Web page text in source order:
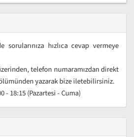
sorularınıza hızlıca cevap vermeye
telefon numaramızdan direkt
yazarak bize iletebilirsiniz.
- 18:15 (Pazartesi - Cuma)